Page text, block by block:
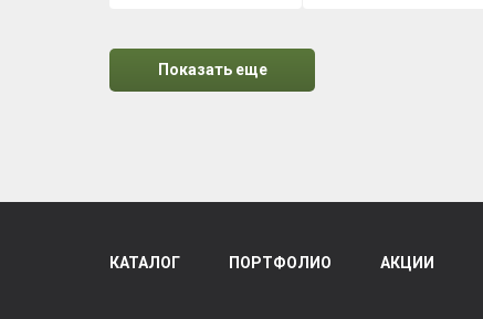
Показать еще
КАТАЛОГ ПОРТФОЛИО АКЦИИ